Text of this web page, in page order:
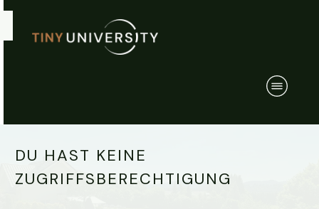
DU HAST KEINE
ZUGRIFFSBERECHTIGUNG